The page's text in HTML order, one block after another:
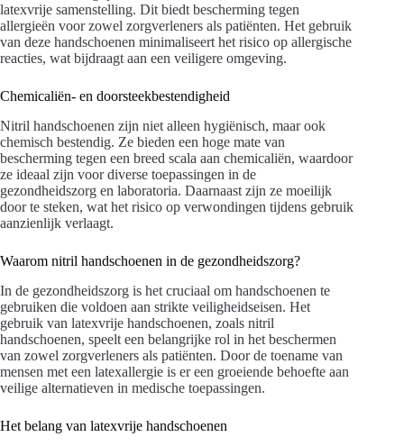
latexvrije samenstelling. Dit biedt bescherming tegen
allergieën voor zowel zorgverleners als patiënten. Het gebruik
van deze handschoenen minimaliseert het risico op allergische
reacties, wat bijdraagt aan een veiligere omgeving.
Chemicaliën- en doorsteekbestendigheid
Nitril handschoenen zijn niet alleen hygiënisch, maar ook
chemisch bestendig. Ze bieden een hoge mate van
bescherming tegen een breed scala aan chemicaliën, waardoor
ze ideaal zijn voor diverse toepassingen in de
gezondheidszorg en laboratoria. Daarnaast zijn ze moeilijk
door te steken, wat het risico op verwondingen tijdens gebruik
aanzienlijk verlaagt.
Waarom nitril handschoenen in de gezondheidszorg?
In de gezondheidszorg is het cruciaal om handschoenen te
gebruiken die voldoen aan strikte veiligheidseisen. Het
gebruik van latexvrije handschoenen, zoals nitril
handschoenen, speelt een belangrijke rol in het beschermen
van zowel zorgverleners als patiënten. Door de toename van
mensen met een latexallergie is er een groeiende behoefte aan
veilige alternatieven in medische toepassingen.
Het belang van latexvrije handschoenen